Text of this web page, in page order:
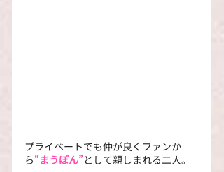
プライベートでも仲が良くファンか
ら“まうぽん”として親しまれる二人。